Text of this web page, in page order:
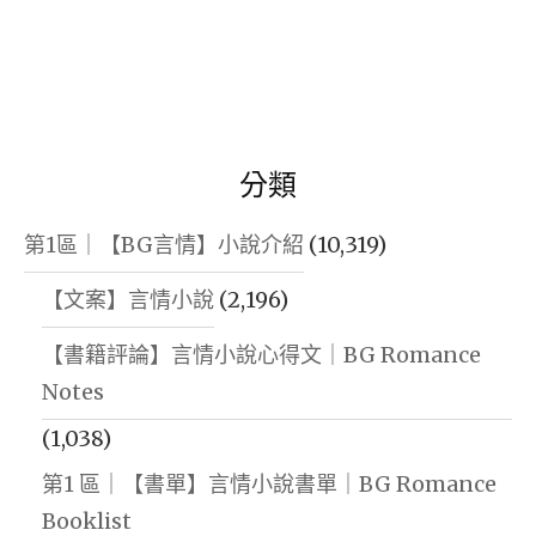
分類
第1區｜【BG言情】小說介紹 (10,319)
【文案】言情小說 (2,196)
【書籍評論】言情小說心得文｜BG Romance
Notes
(1,038)
第1 區｜【書單】言情小說書單｜BG Romance
Booklist